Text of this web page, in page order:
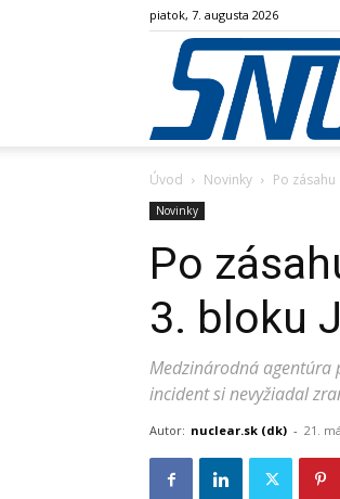
piatok, 7. augusta 2026
Úvod Novinky Po
Novinky
Po
3. bloku
Medzinárodná agentúra
incident si nevyžiadal
Autor: nuclear.sk (dk) - 21.